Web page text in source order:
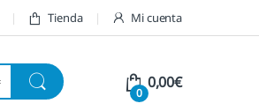
Tienda Mi cuenta
0
0,00€